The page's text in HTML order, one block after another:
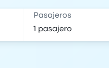
Pasajeros